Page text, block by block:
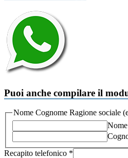
Puoi anche compilare il
Nome Cognome Ragione sociale
Nome
Recapito telefonico *